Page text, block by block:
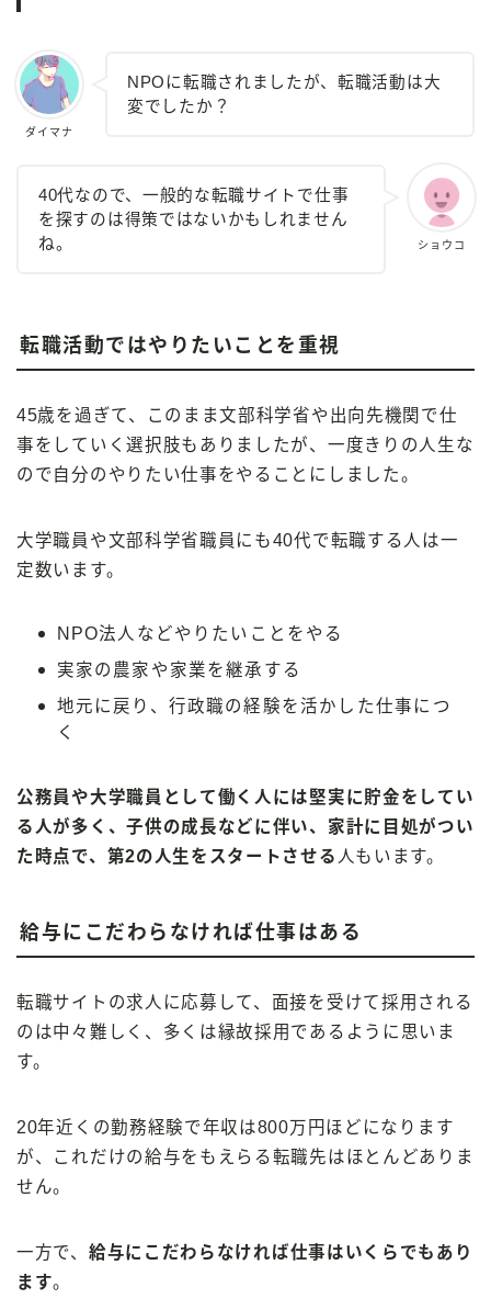
ダイマナ
NPOに転職されましたが、転職活動は大
変でしたか？
ショウコ
40代なので、一般的な転職サイトで仕事
を探すのは得策ではないかもしれません
ね。
転職活動ではやりたいことを重視
45歳を過ぎて、このまま文部科学省や出向先機関で仕
事をしていく選択肢もありましたが、一度きりの人生な
ので自分のやりたい仕事をやることにしました。
大学職員や文部科学省職員にも40代で転職する人は一
定数います。
NPO法人などやりたいことをやる
実家の農家や家業を継承する
地元に戻り、行政職の経験を活かした仕事につ
く
公務員や大学職員として働く人には堅実に貯金をしてい
る人が多く、子供の成長などに伴い、家計に目処がつい
た時点で、第2の人生をスタートさせる 人もいます。
給与にこだわらなければ仕事はある
転職サイトの求人に応募して、面接を受けて採用される
のは中々難しく、多くは縁故採用であるように思いま
す。
20年近くの勤務経験で年収は800万円ほどになります
が、これだけの給与をもえらる転職先はほとんどありま
せん。
一方で、 給与にこだわらなければ仕事はいくらでもあり
ます。